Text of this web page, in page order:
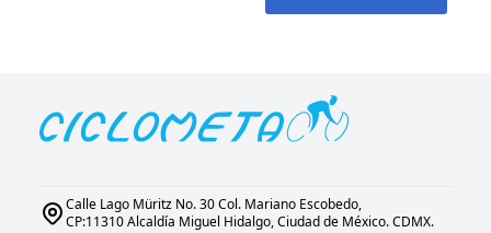
Calle Lago Müritz No. 30 Col. Mariano Escobedo,
CP:11310 Alcaldía Miguel Hidalgo, Ciudad de México. CDMX.